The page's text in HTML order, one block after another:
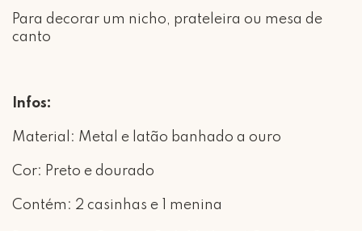
Para decorar um nicho, prateleira ou mesa de
canto
Infos:
Material: Metal e latão banhado a ouro
Cor: Preto e dourado
Contém: 2 casinhas e 1 menina